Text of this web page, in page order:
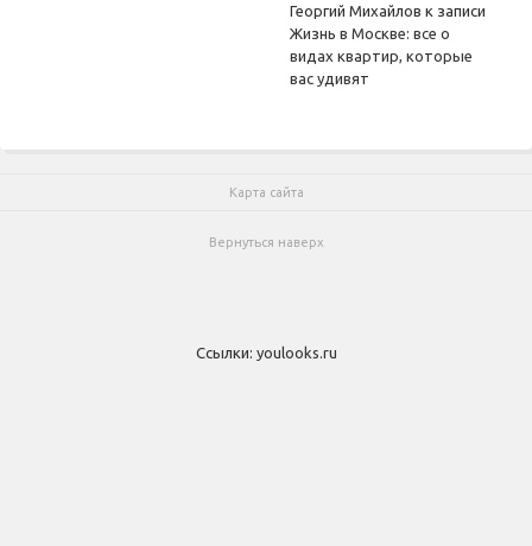
Георгий Михайлов к записи
Жизнь в Москве: все о
видах квартир, которые
вас удивят
Карта сайта
Вернуться наверх
Ссылки: youlooks.ru